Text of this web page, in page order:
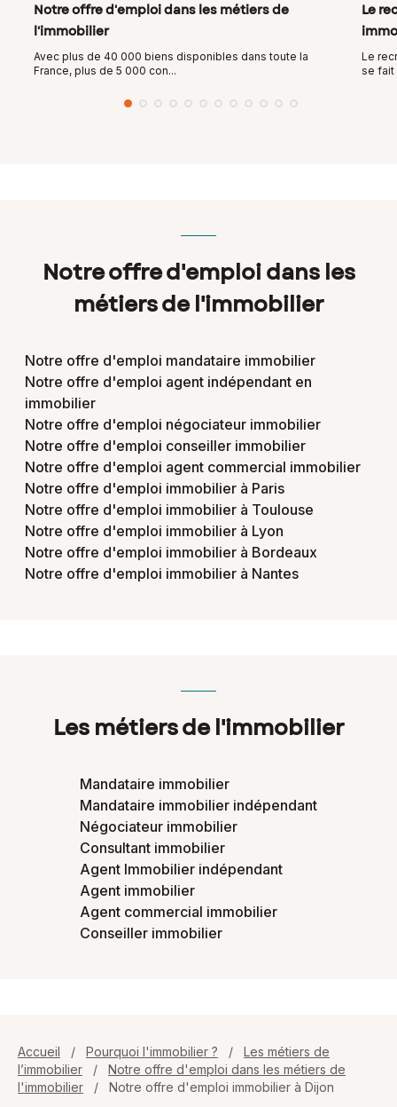
Notre offre d'emploi dans les métiers de
l'immobilier
Avec plus de 40 000 biens disponibles dans toute la
France, plus de 5 000 con...
Le
Le
se fait
Notre offre d'emploi dans les
métiers de l'immobilier
Notre offre d'emploi immobilier à Paris
Notre offre d'emploi immobilier à Toulouse
Notre offre d'emploi immobilier à Lyon
Notre offre d'emploi immobilier à Bordeaux
Notre offre d'emploi immobilier à Nantes
Notre offre d'emploi mandataire immobilier
Notre offre d'emploi agent indépendant en
immobilier
Notre offre d'emploi négociateur immobilier
Notre offre d'emploi conseiller immobilier
Notre offre d'emploi agent commercial immobilier
Les métiers de l'immobilier
Agent Immobilier indépendant
Agent immobilier
Agent commercial immobilier
Conseiller immobilier
Mandataire immobilier
Mandataire immobilier indépendant
Négociateur immobilier
Consultant immobilier
Accueil / Pourquoi l'immobilier ? /
Les métiers de
l’immobilier
/
Notre offre d'emploi dans les métiers de
l'immobilier
/ Notre offre d'emploi immobilier à Dijon